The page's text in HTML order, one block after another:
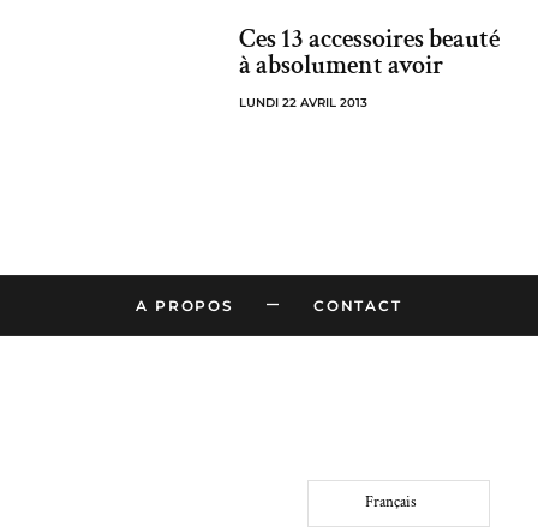
Ces 13 accessoires beauté
à absolument avoir
LUNDI 22 AVRIL 2013
A PROPOS – CONTACT
Français